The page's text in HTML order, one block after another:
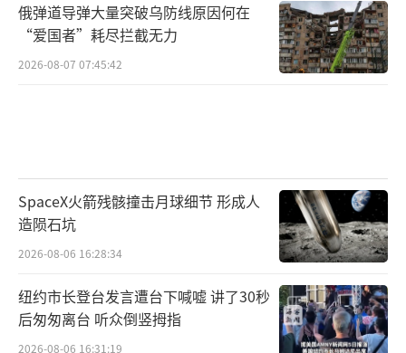
俄弹道导弹大量突破乌防线原因何在
“爱国者”耗尽拦截无力
2026-08-07 07:45:42
SpaceX火箭残骸撞击月球细节 形成人
造陨石坑
2026-08-06 16:28:34
纽约市长登台发言遭台下喊嘘 讲了30秒
后匆匆离台 听众倒竖拇指
2026-08-06 16:31:19